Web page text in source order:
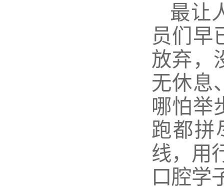
最让
员们早
放弃，
无休息
哪怕举
跑都拼
线，用
口腔学